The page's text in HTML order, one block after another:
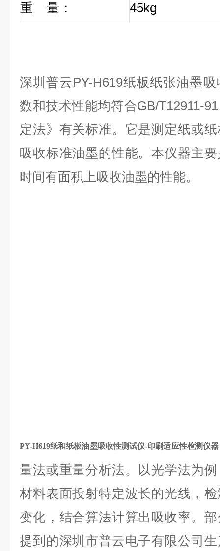
重 量：
45kg
深圳普云PY-H619纸板纸张油墨
数和技术性能均符合GB/T12911-
定法》有关标准。它是测定纸或
吸收标准油墨的性能。本仪器主
时间有面积上吸收油墨的性能。
PY-H619纸和纸板油墨吸收性测试仪-印刷适应性检测仪
量法或重量分析法。以光学法为
材料表面投射特定波长的光线，
变化，结合算法计算出吸收率。
提到的深圳市普云电子有限公司